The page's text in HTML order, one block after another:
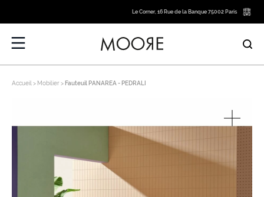
Le Corner, 16 Rue de la Banque 75002 Paris
Accueil Mobilier Fauteuil PANAREA - PEDRALI